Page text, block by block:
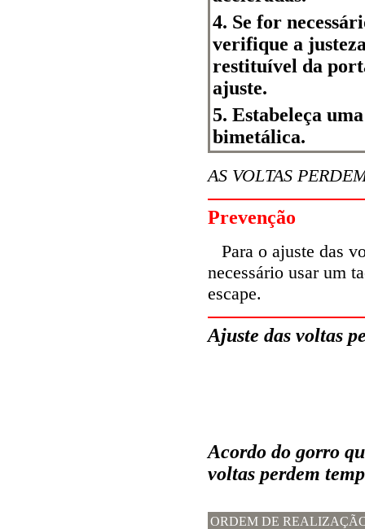
4. Se for
verifique a
restituível da
ajuste.
5. Estabeleça
bimetálica.
AS VOLTAS
Prevenção
Para o ajuste das
necessário usar um
escape.
Ajuste das voltas
Acordo do gorro
voltas perdem
ORDEM DE